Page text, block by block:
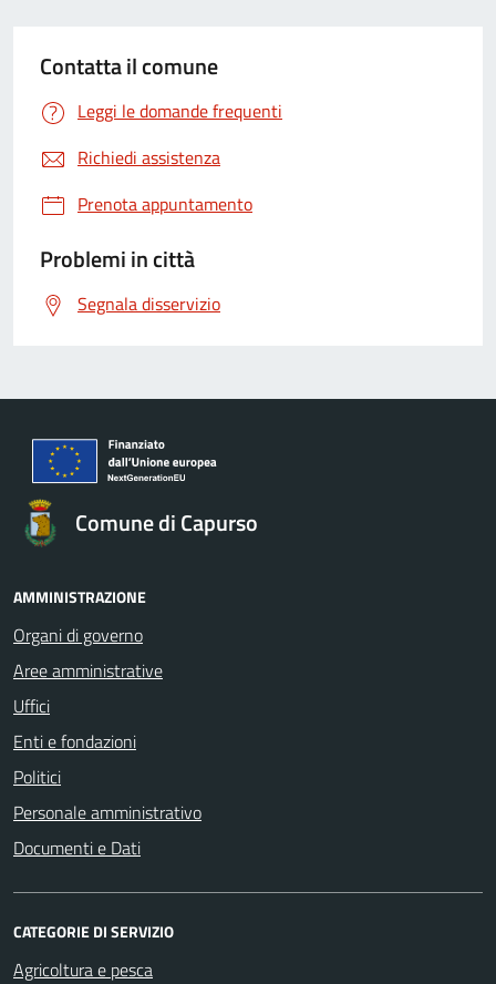
Contatta il comune
Leggi le domande frequenti
Richiedi assistenza
Prenota appuntamento
Problemi in città
Segnala disservizio
Comune di Capurso
AMMINISTRAZIONE
Organi di governo
Aree amministrative
Uffici
Enti e fondazioni
Politici
Personale amministrativo
Documenti e Dati
CATEGORIE DI SERVIZIO
Agricoltura e pesca